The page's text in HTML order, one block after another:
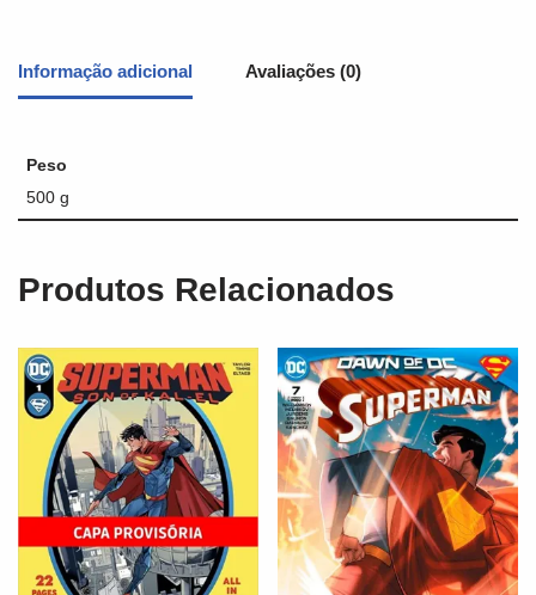
Informação adicional Avaliações (0)
Peso
500 g
Produtos Relacionados